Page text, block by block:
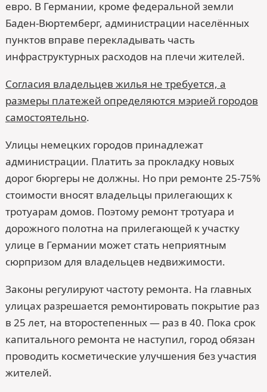
евро. В Германии, кроме федеральной земли
Баден-Вюртемберг, администрации населённых
пунктов вправе перекладывать часть
инфраструктурных расходов на плечи жителей.
Согласия владельцев жилья не требуется, а
размеры платежей определяются мэрией городов
самостоятельно.
Улицы немецких городов принадлежат
администрации. Платить за прокладку новых
дорог бюргеры не должны. Но при ремонте 25-75%
стоимости вносят владельцы прилегающих к
тротуарам домов. Поэтому ремонт тротуара и
дорожного полотна на прилегающей к участку
улице в Германии может стать неприятным
сюрпризом для владельцев недвижимости.
Законы регулируют частоту ремонта. На главных
улицах разрешается ремонтировать покрытие раз
в 25 лет, на второстепенных — раз в 40. Пока срок
капитального ремонта не наступил, город обязан
проводить косметические улучшения без участия
жителей.